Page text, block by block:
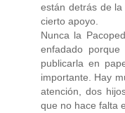
están detrás de
cierto apoyo.
Nunca la
enfadado
publicarla en
importante. Hay
atención, dos
que no hace falta